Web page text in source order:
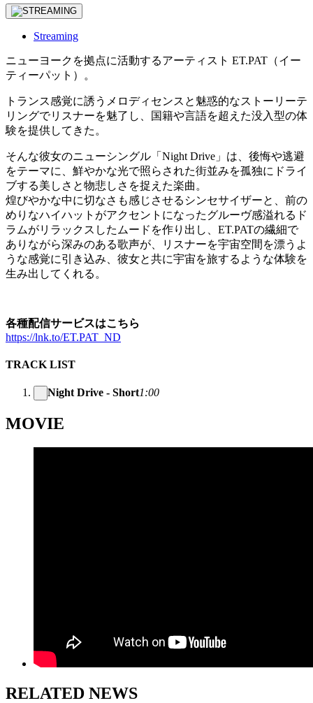
Streaming
ニューヨークを拠点に活動するアーティスト ET.PAT（イー
ティーパット）。
トランス感覚に誘うメロディセンスと魅惑的なストーリーテ
リングでリスナーを魅了し、国籍や言語を超えた没入型の体
験を提供してきた。
そんな彼女のニューシングル「Night Drive」は、後悔や逃避
をテーマに、鮮やかな光で照らされた街並みを孤独にドライ
ブする美しさと物悲しさを捉えた楽曲。
煌びやかな中に切なさも感じさせるシンセサイザーと、前の
めりなハイハットがアクセントになったグルーヴ感溢れるド
ラムがリラックスしたムードを作り出し、ET.PATの繊細で
ありながら深みのある歌声が、リスナーを宇宙空間を漂うよ
うな感覚に引き込み、彼女と共に宇宙を旅するような体験を
生み出してくれる。
各種配信サービスはこちら
https://lnk.to/ET.PAT_ND
TRACK LIST
Night Drive - Short1:00
MOVIE
RELATED NEWS